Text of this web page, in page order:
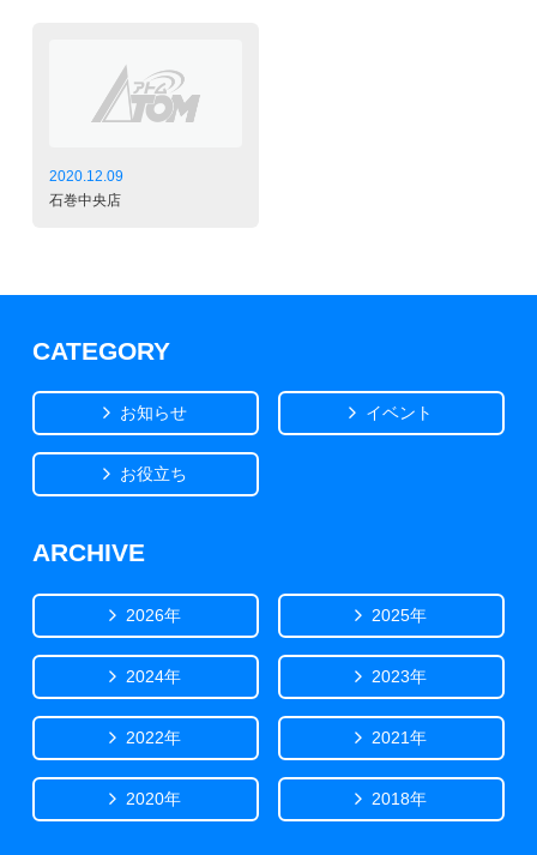
2020.12.09
石巻中央店
CATEGORY
お知らせ イベント
お役立ち
ARCHIVE
2026年 2025年
2024年 2023年
2022年 2021年
2020年 2018年